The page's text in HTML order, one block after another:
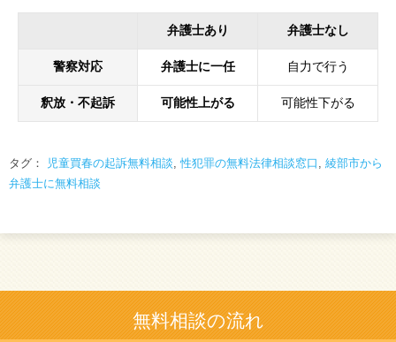
弁護士あり 弁護士なし
警察対応 弁護士に一任 自力で行う
釈放・不起訴 可能性上がる 可能性下がる
タグ： 児童買春の起訴無料相談,性犯罪の無料法律相談窓口 , 綾部市から
弁護士に無料相談
無料相談の流れ